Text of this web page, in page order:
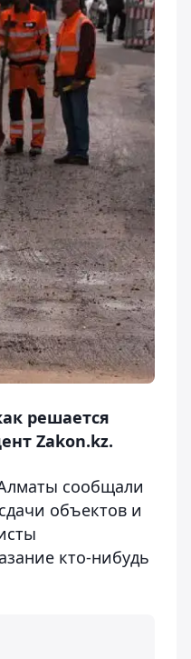
решается
Zakon.kz.
сообщали
объектов и
кто-нибудь